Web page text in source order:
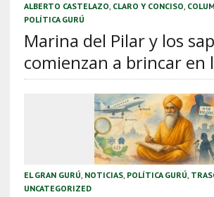
ALBERTO CASTELAZO, CLARO Y CONCISO,
POLÍTICA GURÚ
Marina del Pilar y los
comienzan a brincar en
EL GRAN GURÚ, NOTICIAS, POLÍTICA GURÚ,
UNCATEGORIZED